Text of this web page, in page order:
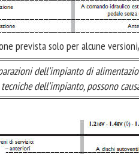
prevista solo per alcune
dell’impianto di
dell’impianto, possono